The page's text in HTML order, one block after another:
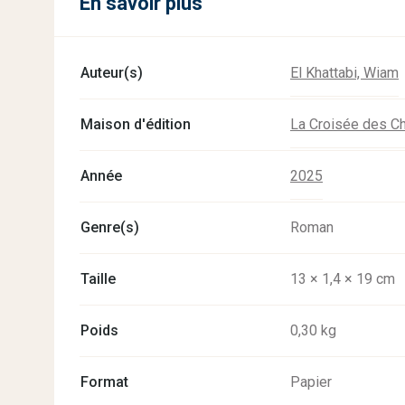
Auteur(s) El Khattabi, Wiam
Maison d'édition La Croisée des
Année 2025
Genre(s) Roman
Taille 13 × 1,4 × 19 cm
Poids 0,30 kg
Format Papier